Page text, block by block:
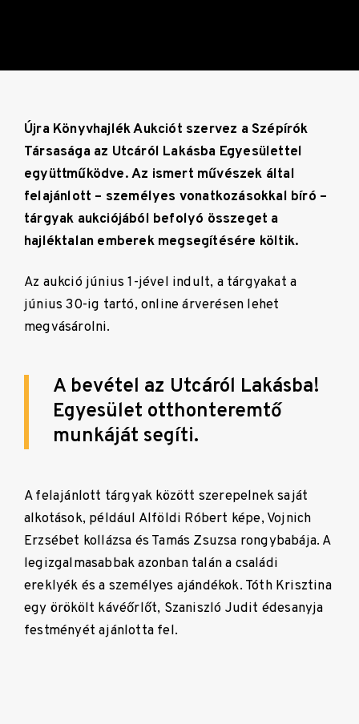
Újra Könyvhajlék Aukciót szervez a Szépírók
Társasága az Utcáról Lakásba Egyesülettel
együttműködve. Az ismert művészek által
felajánlott – személyes vonatkozásokkal bíró –
tárgyak aukciójából befolyó összeget a
hajléktalan emberek megsegítésére költik.
Az aukció június 1-jével indult, a tárgyakat a
június 30-ig tartó, online árverésen lehet
megvásárolni.
A bevétel az Utcáról Lakásba!
Egyesület otthonteremtő
munkáját segíti.
A felajánlott tárgyak között szerepelnek saját
alkotások, például Alföldi Róbert képe, Vojnich
Erzsébet kollázsa és Tamás Zsuzsa rongybabája. A
legizgalmasabbak azonban talán a családi
ereklyék és a személyes ajándékok. Tóth Krisztina
egy örökölt kávéőrlőt, Szaniszló Judit édesanyja
festményét ajánlotta fel.